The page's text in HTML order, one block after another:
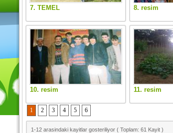
7. TEMEL 8. resim
10. resim 11. resim
1 2 3 4 5 6
1-12 arasindaki kayitlar gosteriliyor ( Toplam: 61 Kayit )